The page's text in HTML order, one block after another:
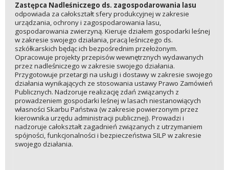
Zastępca Nadleśniczego ds. zagospodarowania lasu
odpowiada za całokształt sfery produkcyjnej w zakresie
urządzania, ochrony i zagospodarowania lasu,
gospodarowania zwierzyną. Kieruje działem gospodarki leśnej
w zakresie swojego działania, pracą leśniczego ds.
szkółkarskich będąc ich bezpośrednim przełożonym.
Opracowuje projekty przepisów wewnętrznych wydawanych
przez nadleśniczego w zakresie swojego działania.
Przygotowuje przetargi na usługi i dostawy w zakresie swojego
działania wynikających ze stosowania ustawy Prawo Zamówień
Publicznych. Nadzoruje realizację zdań związanych z
prowadzeniem gospodarki leśnej w lasach niestanowiących
własności Skarbu Państwa (w zakresie powierzonym przez
kierownika urzędu administracji publicznej). Prowadzi i
nadzoruje całokształt zagadnień związanych z utrzymaniem
spójności, funkcjonalności i bezpieczeństwa SILP w zakresie
swojego działania.